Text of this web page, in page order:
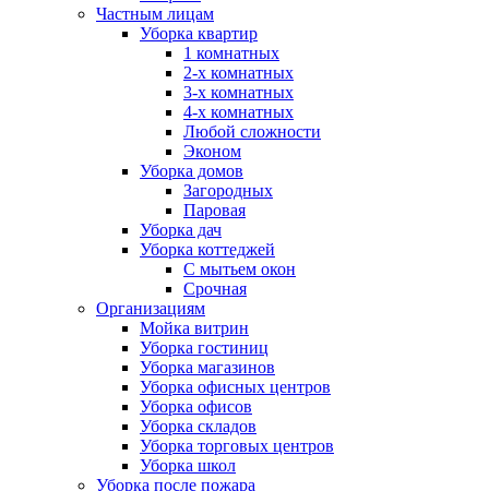
Частным лицам
Уборка квартир
1 комнатных
2-х комнатных
3-х комнатных
4-х комнатных
Любой сложности
Эконом
Уборка домов
Загородных
Паровая
Уборка дач
Уборка коттеджей
С мытьем окон
Срочная
Организациям
Мойка витрин
Уборка гостиниц
Уборка магазинов
Уборка офисных центров
Уборка офисов
Уборка складов
Уборка торговых центров
Уборка школ
Уборка после пожара